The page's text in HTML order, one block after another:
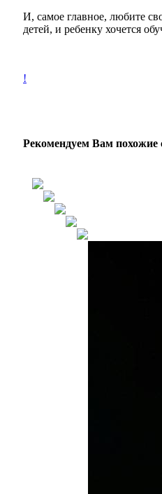
И, самое главное, любите
детей, и ребенку хочется
!
Рекомендуем Вам похожие